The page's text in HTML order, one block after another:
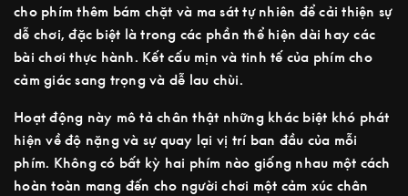
cho phím thêm bám chặt và ma sát tự nhiên để cải thiện sự
dễ chơi, đặc biệt là trong các phần thể hiện dài hay các
bài chơi thực hành. Kết cấu mịn và tinh tế của phím cho
cảm giác sang trọng và dễ lau chùi.
Hoạt động này mô tả chân thật những khác biệt khó phát
hiện về độ nặng và sự quay lại vị trí ban đầu của mỗi
phím. Không có bất kỳ hai phím nào giống nhau một cách
hoàn toàn mang đến cho người chơi một cảm xúc chân